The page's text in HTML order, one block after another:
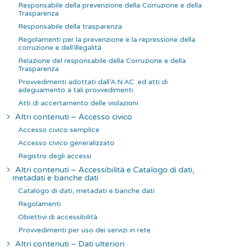
Responsabile della prevenzione della Corruzione e della
Trasparenza
Responsabile della trasparenza
Regolamenti per la prevenzione e la repressione della
corruzione e dell’illegalità
Relazione del responsabile della Corruzione e della
Trasparenza
Provvedimenti adottati dall’A.N.AC. ed atti di
adeguamento a tali provvedimenti
Atti di accertamento delle violazioni
Altri contenuti – Accesso civico
Accesso civico semplice
Accesso civico generalizzato
Registro degli accessi
Altri contenuti – Accessibilità e Catalogo di dati,
metadati e banche dati
Catalogo di dati, metadati e banche dati
Regolamenti
Obiettivi di accessibilità
Provvedimenti per uso dei servizi in rete
Altri contenuti – Dati ulteriori